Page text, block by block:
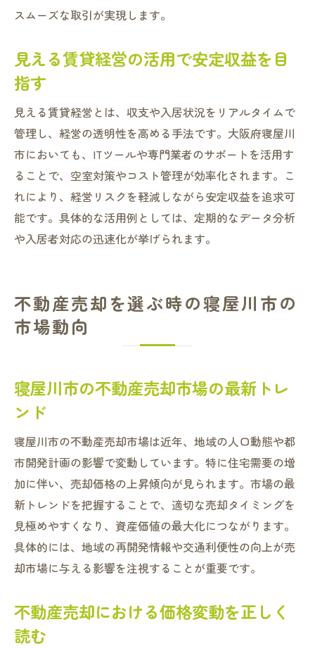
スムーズな取引が実現します。
見える賃貸経営の活用で安定収益を目
指す
見える賃貸経営とは、収支や入居状況をリアルタイムで
管理し、経営の透明性を高める手法です。大阪府寝屋川
市においても、ITツールや専門業者のサポートを活用す
ることで、空室対策やコスト管理が効率化されます。こ
れにより、経営リスクを軽減しながら安定収益を追求可
能です。具体的な活用例としては、定期的なデータ分析
や入居者対応の迅速化が挙げられます。
不動産売却を選ぶ時の寝屋川市の
市場動向
寝屋川市の不動産売却市場の最新トレ
ンド
寝屋川市の不動産売却市場は近年、地域の人口動態や都
市開発計画の影響で変動しています。特に住宅需要の増
加に伴い、売却価格の上昇傾向が見られます。市場の最
新トレンドを把握することで、適切な売却タイミングを
見極めやすくなり、資産価値の最大化につながります。
具体的には、地域の再開発情報や交通利便性の向上が売
却市場に与える影響を注視することが重要です。
不動産売却における価格変動を正しく
読む